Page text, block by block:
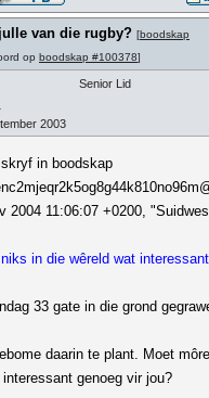
van die rugby? [boodskap
op boodskap #100378]
2003
Senior Lid
in boodskap
2004 11:06:07 +0200,
in die wêreld wat
33 gate in die grond
daarin te plant. Moet
interessant genoeg vir jou?